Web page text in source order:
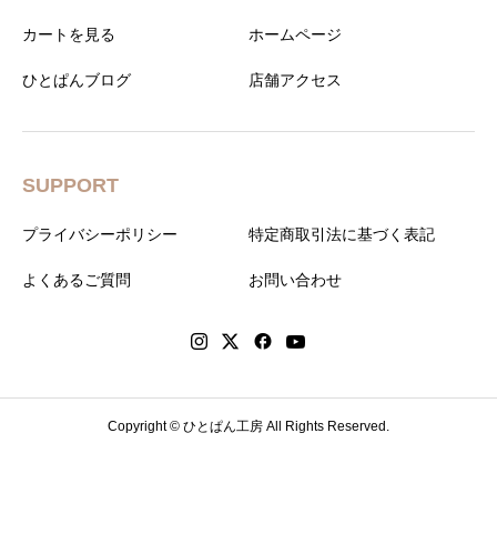
カートを見る ホームページ
ひとぱんブログ 店舗アクセス
SUPPORT
プライバシーポリシー 特定商取引法に基づく表記
よくあるご質問 お問い合わせ
Copyright © ひとぱん工房 All Rights Reserved.